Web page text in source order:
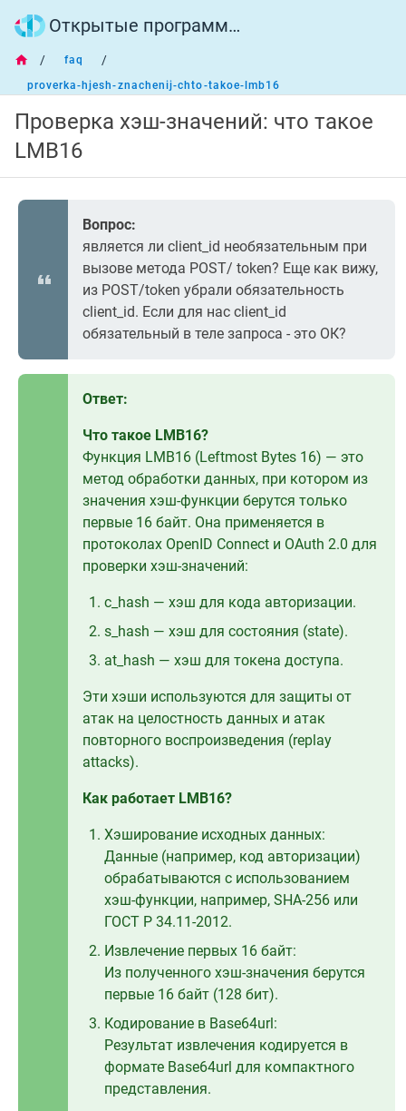
Открытые программные интерфейсы
/ faq /
proverka-hjesh-znachenij-chto-takoe-lmb16
Проверка хэш-значений: что такое
LMB16
Вопрос:
является ли client_id необязательным при
вызове метода POST/ token? Еще как вижу,
из POST/token убрали обязательность
client_id. Если для нас client_id
обязательный в теле запроса - это ОК?
Ответ:
Что такое LMB16?
Функция LMB16 (Leftmost Bytes 16) — это
метод обработки данных, при котором из
значения хэш-функции берутся только
первые 16 байт. Она применяется в
протоколах OpenID Connect и OAuth 2.0 для
проверки хэш-значений:
c_hash — хэш для кода авторизации.
s_hash — хэш для состояния (state).
at_hash — хэш для токена доступа.
Эти хэши используются для защиты от
атак на целостность данных и атак
повторного воспроизведения (replay
attacks).
Как работает LMB16?
Хэширование исходных данных:
Данные (например, код авторизации)
обрабатываются с использованием
хэш-функции, например, SHA-256 или
ГОСТ Р 34.11-2012.
Извлечение первых 16 байт:
Из полученного хэш-значения берутся
первые 16 байт (128 бит).
Кодирование в Base64url:
Результат извлечения кодируется в
формате Base64url для компактного
представления.